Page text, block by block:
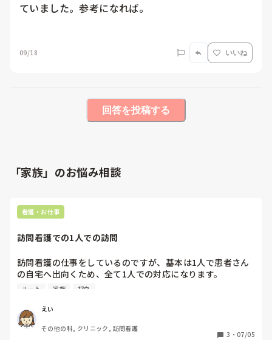
ていました。参考になれば。
09/18 いいね
回答を投稿する
「家族」のお悩み相談
看護・お仕事
訪問看護での1人での訪問
訪問看護の仕事をしているのですが、基本は1人で患者さん
の自宅へ出向くため、全て1人での対応になります。
採血やルート確保が難しい患者さんや、ご家族さんが少し難
慣れている患者さまなら問題ないのですが、そういった患者
さんの場合、緊張やプレッシャーも感じることもあります。
訪問看護されているみなさんは、そういった場面はあります
ルート 家族 採血
えい
その他の科, クリニック, 訪問看護
3 ・ 07/05